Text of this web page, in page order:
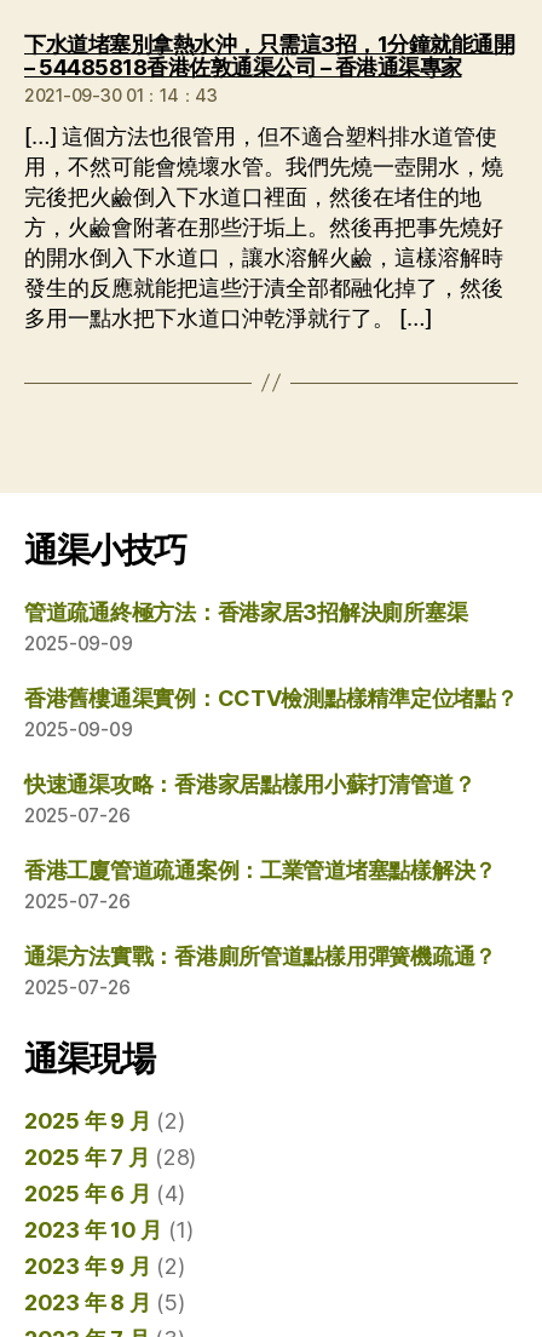
下水道堵塞別拿熱水沖，只需這3招，1分鐘就能通開
– 54485818香港佐敦通渠公司 – 香港通渠專家说：
2021-09-30 01：14：43
[…] 這個方法也很管用，但不適合塑料排水道管使
用，不然可能會燒壞水管。我們先燒一壺開水，燒
完後把火鹼倒入下水道口裡面，然後在堵住的地
方，火鹼會附著在那些汙垢上。然後再把事先燒好
的開水倒入下水道口，讓水溶解火鹼，這樣溶解時
發生的反應就能把這些汙漬全部都融化掉了，然後
多用一點水把下水道口沖乾淨就行了。 […]
通渠小技巧
管道疏通終極方法：香港家居3招解決廁所塞渠
2025-09-09
香港舊樓通渠實例：CCTV檢測點樣精準定位堵點？
2025-09-09
快速通渠攻略：香港家居點樣用小蘇打清管道？
2025-07-26
香港工廈管道疏通案例：工業管道堵塞點樣解決？
2025-07-26
通渠方法實戰：香港廁所管道點樣用彈簧機疏通？
2025-07-26
通渠現場
2025 年 9 月 (2)
2025 年 7 月 (28)
2025 年 6 月 (4)
2023 年 10 月 (1)
2023 年 9 月 (2)
2023 年 8 月 (5)